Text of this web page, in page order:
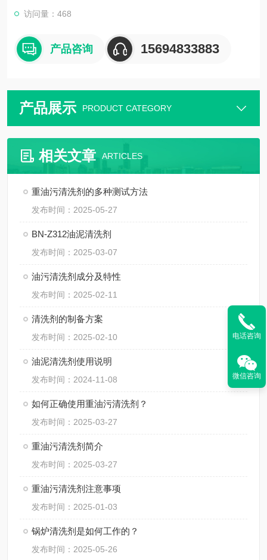
访问量：468
产品咨询 15694833883
产品展示 PRODUCT CATEGORY
相关文章 ARTICLES
重油污清洗剂的多种测试方法
发布时间：2025-05-27
BN-Z312油泥清洗剂
发布时间：2025-03-07
油污清洗剂成分及特性
发布时间：2025-02-11
清洗剂的制备方案
发布时间：2025-02-10
油泥清洗剂使用说明
发布时间：2024-11-08
如何正确使用重油污清洗剂？
发布时间：2025-03-27
重油污清洗剂简介
发布时间：2025-03-27
重油污清洗剂注意事项
发布时间：2025-01-03
锅炉清洗剂是如何工作的？
发布时间：2025-05-26
电话咨询
微信咨询